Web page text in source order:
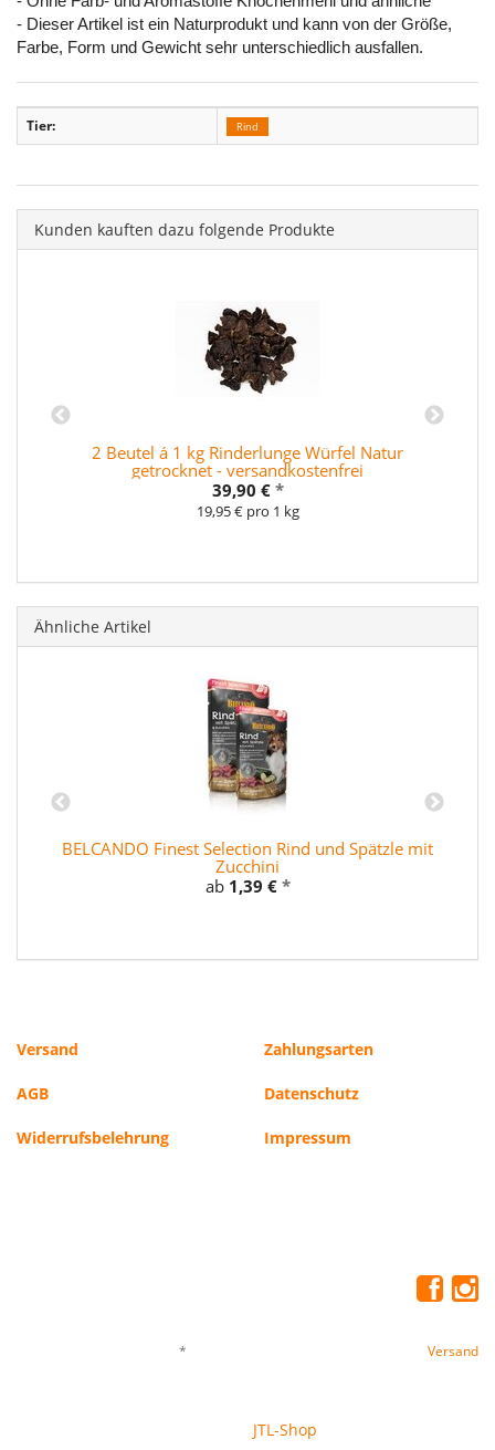
- Dieser Artikel ist ein Naturprodukt und kann von der Größe,
Farbe, Form und Gewicht sehr unterschiedlich ausfallen.
Tier: Rind
Kunden kauften dazu folgende Produkte
2 Beutel á 1 kg Rinderlunge Würfel Natur
getrocknet - versandkostenfrei
39,90 € *
19,95 € pro 1 kg
Ähnliche Artikel
BELCANDO Finest Selection Rind und Spätzle mit
Zucchini
ab 1,39 € *
Versand Zahlungsarten
AGB Datenschutz
Widerrufsbelehrung Impressum
* Versand
JTL-Shop